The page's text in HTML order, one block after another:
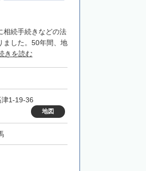
相続手続きなどの法
ました。50年間、地
きを読む
1-19-36
地図